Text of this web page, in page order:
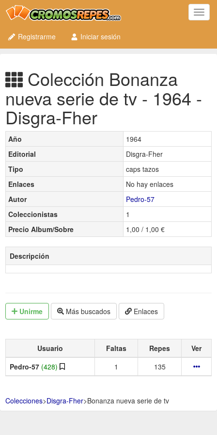
Registrarme
Iniciar sesión
Colección Bonanza
nueva serie de tv - 1964 -
Disgra-Fher
Año
1964
Editorial
Disgra-Fher
Tipo
caps tazos
Enlaces
No hay enlaces
Autor
Pedro-57
Coleccionistas
1
Precio Album/Sobre
1,00 / 1,00 €
Descripción
Unirme Más buscados Enlaces
Usuario Faltas Repes
Ver
Pedro-57 (428) 1 135
Colecciones>Disgra-Fher>Bonanza nueva serie de tv